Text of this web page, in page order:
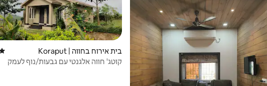
בית אירוח בחווה | Koraput
קוטג' חווה אלגנטי עם גבעות/נוף לעמק